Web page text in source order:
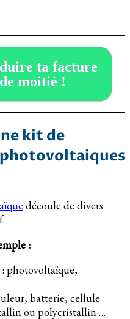
ta facture
moitié !
kit de
découle de divers
:
: photovoltaïque,
batterie, cellule
ou polycristallin …